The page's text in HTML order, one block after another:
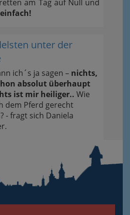
am Tag auf Null und
unter der
ich´s ja sagen – nichts,
absolut überhaupt
ist mir heiliger.. Wie
dem Pferd gerecht
- fragt sich Daniela